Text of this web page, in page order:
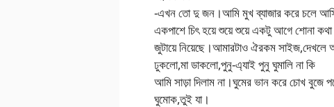
-এখন তো দু জন।আমি মুখ ব্যাজার করে চলে
একপাশে চিৎ হয়ে শুয়ে শুয়ে একটু আগে শোনা
জুটায়ে নিয়েছে।আমারটাও ঐরকম
ঢুকলো,মা ডাকলো,পুনু-এ্যাই পুনু ঘুমালি না কি
আমি সাড়া দিলাম না।ঘুমের ভান করে চোখ
ঘুমোক,তুই যা।